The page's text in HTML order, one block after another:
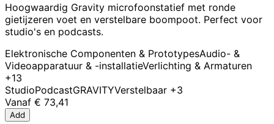
Hoogwaardig Gravity microfoonstatief met ronde
gietijzeren voet en verstelbare boompoot. Perfect voor
studio's en podcasts.
Elektronische Componenten & PrototypesAudio- &
Videoapparatuur & -installatieVerlichting & Armaturen
+13
StudioPodcastGRAVITYVerstelbaar +3
Vanaf € 73,41
Add